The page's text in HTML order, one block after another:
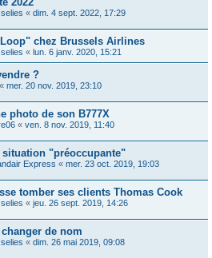
« dim. 4 sept. 2022, 17:29
chez Brussels Airlines
« lun. 6 janv. 2020, 15:21
?
« mer. 20 nov. 2019, 23:10
photo de son B777X
« ven. 8 nov. 2019, 11:40
"préoccupante"
Express « mer. 23 oct. 2019, 19:03
tomber ses clients Thomas Cook
« jeu. 26 sept. 2019, 14:26
de nom
« dim. 26 mai 2019, 09:08